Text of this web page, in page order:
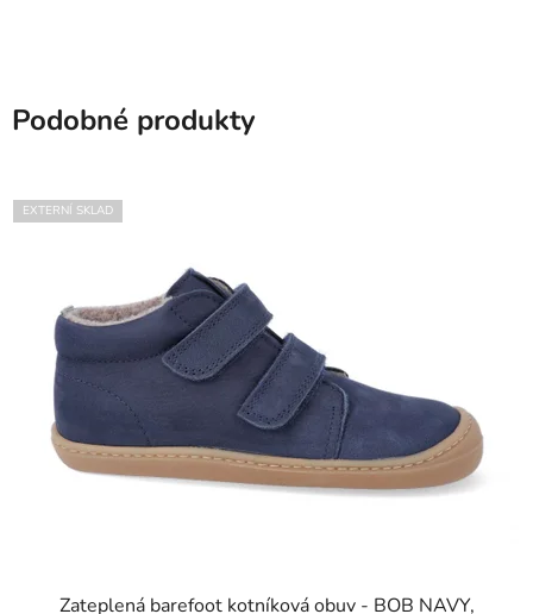
Podobné produkty
EXTERNÍ SKLAD
Zateplená barefoot kotníková obuv - BOB NAVY,